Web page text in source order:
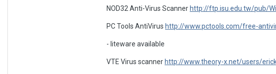
NOD32 Anti-Virus Scanner http://ftp.isu.edu.tw/pub/
PC Tools AntiVirus http://www.pctools.com/free-
- liteware available
VTE Virus scanner http://www.theory-x.net/users/